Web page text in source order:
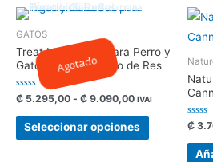
Agotado
GATOS
Treat Liofilizados para Perro y
Gato Sabor a Hígado de Res
Valorado
con
0
de
₡ 5.295,00 - ₡ 9.090,00 IVAI
Seleccionar opciones
con
0
₡